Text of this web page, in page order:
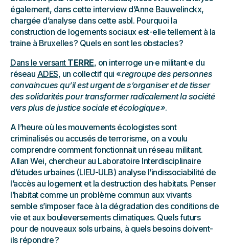
également, dans cette interview d’Anne Bauwelinckx,
chargée d’analyse dans cette asbl. Pourquoi la
construction de logements sociaux est-elle tellement à la
traine à Bruxelles ? Quels en sont les obstacles ?
Dans le versant TERRE, on interroge un·e militant·e du
réseau ADES, un collectif qui «regroupe des personnes
convaincues qu’il est urgent de s’organiser et de tisser
des solidarités pour transformer radicalement la société
vers plus de justice sociale et écologique ».
A l’heure où les mouvements écologistes sont
criminalisés ou accusés de terrorisme, on a voulu
comprendre comment fonctionnait un réseau militant.
Allan Wei, chercheur au Laboratoire Interdisciplinaire
d’études urbaines (LIEU-ULB) analyse l’indissociabilité de
l’accès au logement et la destruction des habitats. Penser
l’habitat comme un problème commun aux vivants
semble s’imposer face à la dégradation des conditions de
vie et aux bouleversements climatiques. Quels futurs
pour de nouveaux sols urbains, à quels besoins doivent-
ils répondre ?